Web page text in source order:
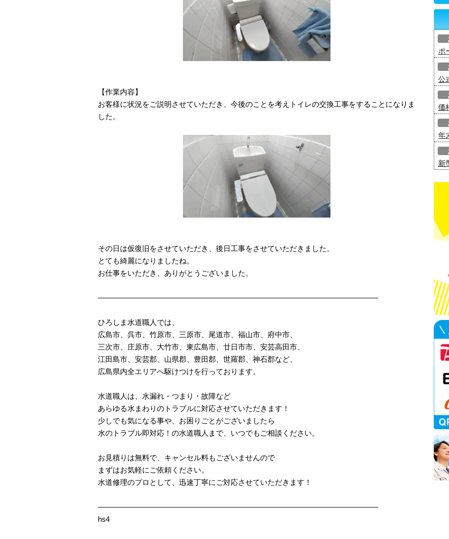
【作業内容】
お客様に状況をご説明させていただき、今後のことを考えトイレの交換工事をすることになりま
した。
その日は仮復旧をさせていただき、後日工事をさせていただきました。
とても綺麗になりましたね。
お仕事をいただき、ありがとうございました。
——————————————————————————————————————
ひろしま水道職人では、
広島市、呉市、竹原市、三原市、尾道市、福山市、府中市、
三次市、庄原市、大竹市、東広島市、廿日市市、安芸高田市、
江田島市、安芸郡、山県郡、豊田郡、世羅郡、神石郡など、
広島県内全エリアへ駆けつけを行っております。
水道職人は、水漏れ・つまり・故障など
あらゆる水まわりのトラブルに対応させていただきます！
少しでも気になる事や、お困りごとがございましたら
水のトラブル即対応！の水道職人まで、いつでもご相談ください。
お見積りは無料で、キャンセル料もございませんので
まずはお気軽にご依頼ください。
水道修理のプロとして、迅速丁寧にご対応させていただきます！
——————————————————————————————————————
hs4
ポ
公
価
年
新